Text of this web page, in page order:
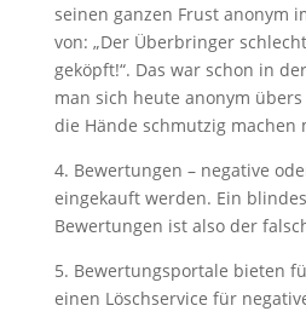
seinen ganzen Frust anonym
von: „Der Überbringer
geköpft!“. Das war schon in
man sich heute anonym
die Hände schmutzig machen
4. Bewertungen – negative
eingekauft werden. Ein
Bewertungen ist also der
5. Bewertungsportale bieten
einen Löschservice für